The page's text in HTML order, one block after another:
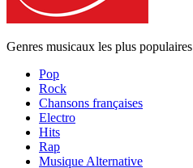
Genres musicaux les plus populaires
Pop
Rock
Chansons françaises
Electro
Hits
Rap
Musique Alternative